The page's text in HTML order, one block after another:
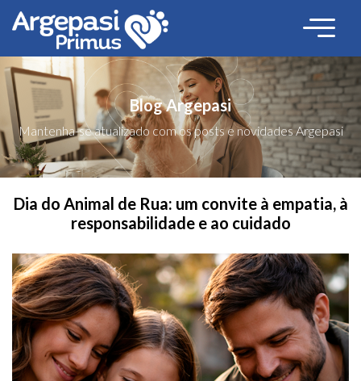
Blog Argepasi
Mantenha-se atualizado com os posts e novidades Argepasi
Dia do Animal de Rua: um convite à empatia, à
responsabilidade e ao cuidado